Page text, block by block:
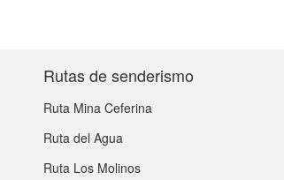
Rutas de senderismo
Ruta Mina Ceferina
Ruta del Agua
Ruta Los Molinos